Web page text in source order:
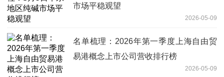
市场平稳观望
2026-05-09
名单梳理：2026年第一季度上海自由贸
易港概念上市公司营收排行榜
2026-05-09